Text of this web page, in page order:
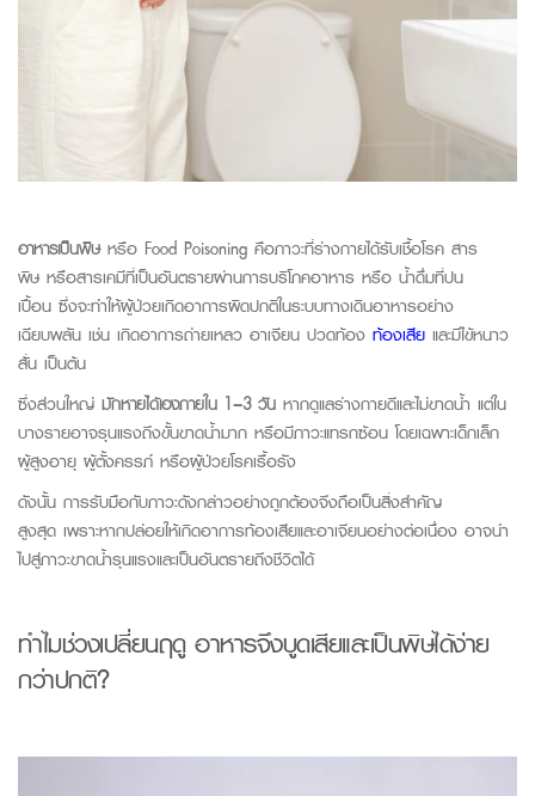
อาหารเป็นพิษหรือ Food Poisoning คือภาวะที่ร่างกายได้รับเชื้อโรค สาร
พิษ หรือสารเคมีที่เป็นอันตรายผ่านการบริโภคอาหาร หรือ น้ำดื่มที่ปน
เปื้อน ซึ่งจะทำให้ผู้ป่วยเกิดอาการผิดปกติในระบบทางเดินอาหารอย่าง
เฉียบพลัน เช่น เกิดอาการถ่ายเหลว อาเจียน ปวดท้อง ท้องเสีย และมีไข้หนาว
สั่น เป็นต้น
ซึ่งส่วนใหญ่ มักหายได้เองภายใน 1–3 วัน หากดูแลร่างกายดีและไม่ขาดน้ำ แต่ใน
บางรายอาจรุนแรงถึงขั้นขาดน้ำมาก หรือมีภาวะแทรกซ้อน โดยเฉพาะเด็กเล็ก
ผู้สูงอายุ ผู้ตั้งครรภ์ หรือผู้ป่วยโรคเรื้อรัง
ดังนั้น การรับมือกับภาวะดังกล่าวอย่างถูกต้องจึงถือเป็นสิ่งสำคัญ
สูงสุด เพราะหากปล่อยให้เกิดอาการท้องเสียและอาเจียนอย่างต่อเนื่อง อาจนำ
ไปสู่ภาวะขาดน้ำรุนแรงและเป็นอันตรายถึงชีวิตได้
ทำไมช่วงเปลี่ยนฤดู อาหารจึงบูดเสียและเป็นพิษได้ง่าย
กว่าปกติ?